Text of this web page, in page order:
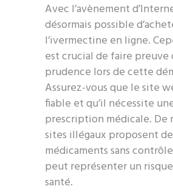
Avec l’avènement
désormais possible
l’ivermectine en ligne.
est crucial de faire preuve
prudence lors de cette
Assurez-vous que le site
fiable et qu’il nécessite
prescription médicale. De
sites illégaux proposent
médicaments sans
peut représenter un
santé.